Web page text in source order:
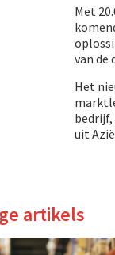
Met
van de
Het
bedrijf,
uit
artikels